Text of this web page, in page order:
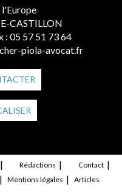
l'Europe
CASTILLON
: 05 57 51 73 64
piola-avocat.fr
Rédactions
Contact
Mentions légales Articles